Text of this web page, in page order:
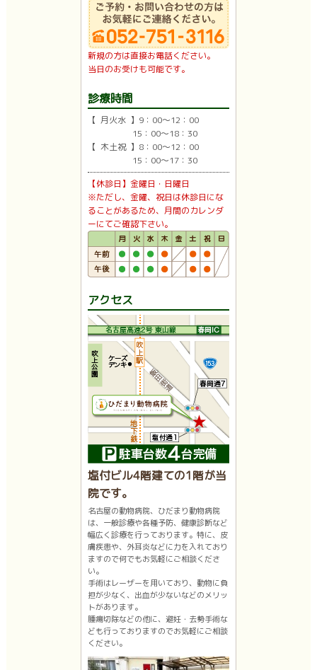
新規の方は直接お電話ください。
当日のお受けも可能です。
診療時間
【 月火水 】9：00〜12：00
15：00〜18：30
【 木土祝 】8：00〜12：00
15：00〜17：30
【休診日】金曜日・日曜日
※ただし、金曜、祝日は休診日にな
ることがあるため、月間のカレンダ
ーにてご確認下さい。
アクセス
塩付ビル4階建ての1階が当
院です。
名古屋の動物病院、ひだまり動物病院
は、一般診療や各種予防、健康診断など
幅広く診療を行っております。特に、皮
膚疾患や、外耳炎などに力を入れており
ますので何でもお気軽にご相談くださ
い。
手術はレーザーを用いており、動物に負
担が少なく、出血が少ないなどのメリッ
トがあります。
腫瘍切除などの他に、避妊・去勢手術な
ども行っておりますのでお気軽にご相談
ください。